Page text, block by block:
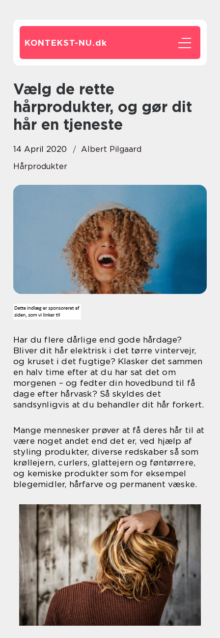
KONTEKST-NU.dk
Vælg de rette
hårprodukter, og gør dit
hår en tjeneste
14 April 2020
Albert Pilgaard
Hårprodukter
Har du flere dårlige end gode hårdage?
Bliver dit hår elektrisk i det tørre vintervejr,
og kruset i det fugtige? Klasker det sammen
en halv time efter at du har sat det om
morgenen – og fedter din hovedbund til få
dage efter hårvask? Så skyldes det
sandsynligvis at du behandler dit hår forkert.
Mange mennesker prøver at få deres hår til at
være noget andet end det er, ved hjælp af
styling produkter, diverse redskaber så som
krøllejern, curlers, glattejern og føntørrere,
og kemiske produkter som for eksempel
blegemidler, hårfarve og permanent væske.